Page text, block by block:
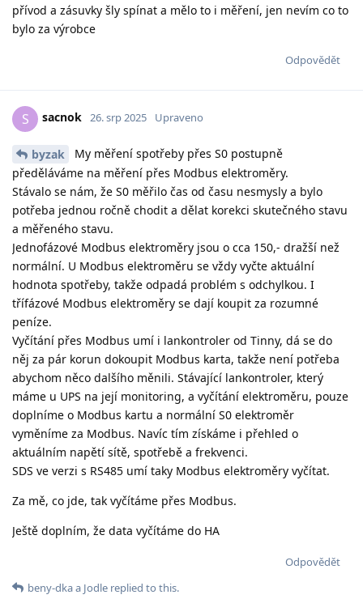
přívod a zásuvky šly spínat a mělo to i měření, jen nevím co to
bylo za výrobce
Odpovědět
S sacnok 26. srp 2025 Upraveno
byzak
My měření spotřeby přes S0 postupně
předěláváme na měření přes Modbus elektroměry.
Stávalo se nám, že S0 měřilo čas od času nesmysly a bylo
potřeba jednou ročně chodit a dělat korekci skutečného stavu
a měřeného stavu.
Jednofázové Modbus elektroměry jsou o cca 150,- dražší než
normální. U Modbus elektroměru se vždy vyčte aktuální
hodnota spotřeby, takže odpadá problém s odchylkou. I
třífázové Modbus elektroměry se dají koupit za rozumné
peníze.
Vyčítání přes Modbus umí i lankontroler od Tinny, dá se do
něj za pár korun dokoupit Modbus karta, takže není potřeba
abychom něco dalšího měnili. Stávající lankontroler, který
máme u UPS na její monitoring, a vyčítání elektroměru, pouze
doplníme o Modbus kartu a normální S0 elektroměr
vyměníme za Modbus. Navíc tím získáme i přehled o
aktuálním napětí sítě, spotřebě a frekvenci.
SDS ve verzi s RS485 umí taky Modbus elektroměry vyčítat.
Za mě, co jde, tak vyčítáme přes Modbus.
Ještě doplním, že data vyčítáme do HA
Odpovědět
beny-dkaa Jodle replied to this.